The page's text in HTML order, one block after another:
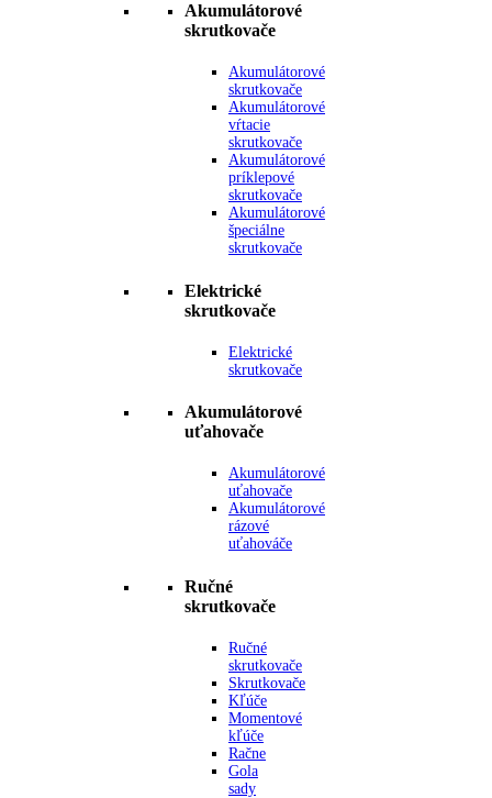
Akumulátorové
skrutkovače
Akumulátorové
skrutkovače
Akumulátorové
vŕtacie
skrutkovače
Akumulátorové
príklepové
skrutkovače
Akumulátorové
špeciálne
skrutkovače
Elektrické
skrutkovače
Elektrické
skrutkovače
Akumulátorové
uťahovače
Akumulátorové
uťahovače
Akumulátorové
rázové
uťahováče
Ručné
skrutkovače
Ručné
skrutkovače
Skrutkovače
Kľúče
Momentové
kľúče
Račne
Gola
sady